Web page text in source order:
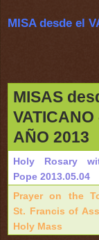
MISA desde el
MISAS
VATICANO
AÑO 2013
Holy Rosary
Pope 2013.05.04
Prayer on the
St. Francis of
Holy Mass